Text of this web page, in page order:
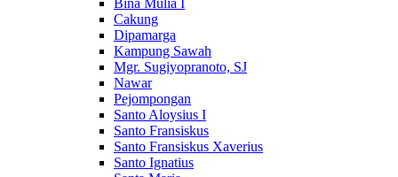
Bina Mulia I
Cakung
Dipamarga
Kampung Sawah
Mgr. Sugiyopranoto, SJ
Nawar
Pejompongan
Santo Aloysius I
Santo Fransiskus
Santo Fransiskus Xaverius
Santo Ignatius